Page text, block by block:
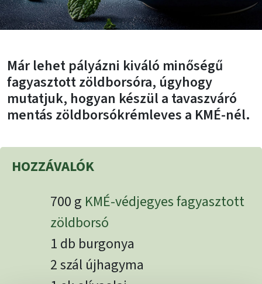
Már lehet pályázni kiváló minőségű
fagyasztott zöldborsóra, úgyhogy
mutatjuk, hogyan készül a tavaszváró
mentás zöldborsókrémleves a KMÉ-nél.
HOZZÁVALÓK
700 g KMÉ-védjegyes fagyasztott
zöldborsó
1 db burgonya
2 szál újhagyma